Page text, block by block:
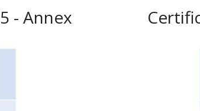
- Annex